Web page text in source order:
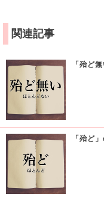
関連記事
「殆ど
「殆ど